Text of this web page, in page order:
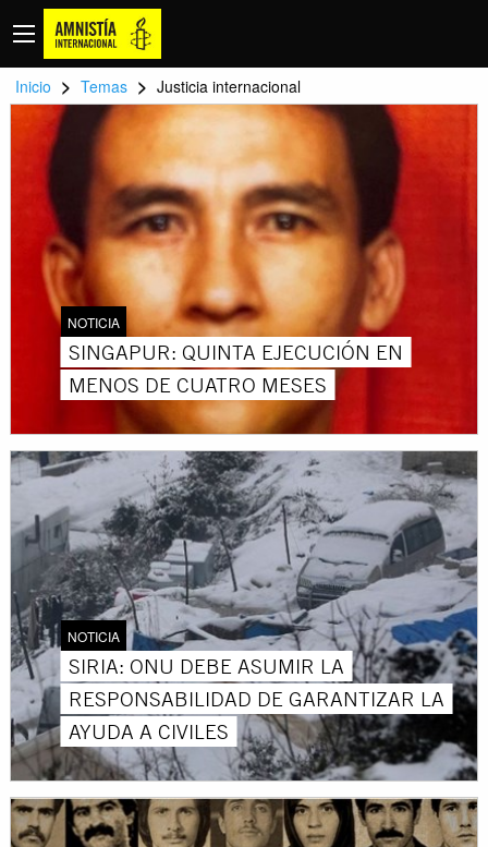
Inicio > Temas > Justicia internacional
NOTICIA
SINGAPUR: QUINTA EJECUCIÓN EN
MENOS DE CUATRO MESES
NOTICIA
SIRIA: ONU DEBE ASUMIR LA
RESPONSABILIDAD DE GARANTIZAR LA
AYUDA A CIVILES